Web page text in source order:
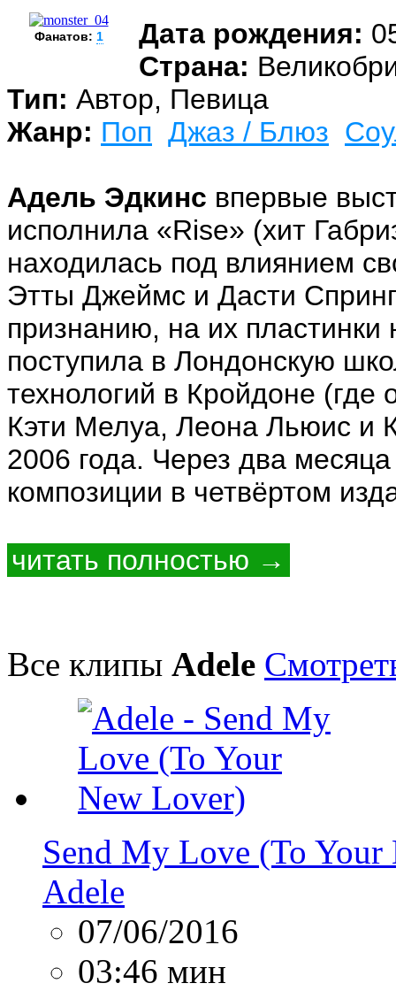
Фанатов: 1 Дата рождения:
Страна:
Тип: Автор, Певица
Жанр: Поп Джаз / Блюз
Адель Эдкинс впервые
исполнила «Rise» (хит
находилась под влиянием
Этты Джеймс и Дасти
признанию, на их пластинки
поступила в Лондонскую
технологий в Кройдоне
Кэти Мелуа, Леона Льюис и
2006 года. Через два
композиции в четвёртом
читать полностью →
Все клипы Adele
Send My Love (To
Adele
07/06/2016
03:46 мин